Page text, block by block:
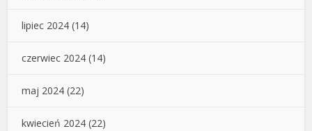
lipiec 2024 (14)
czerwiec 2024 (14)
maj 2024 (22)
kwiecień 2024 (22)